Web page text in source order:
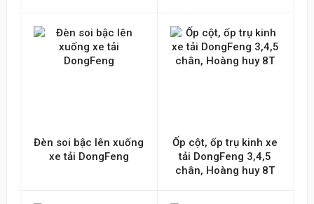
Đèn soi bậc lên xuống
xe tải DongFeng
Ốp cột, ốp trụ kinh xe
tải DongFeng 3,4,5
chân, Hoàng huy 8T